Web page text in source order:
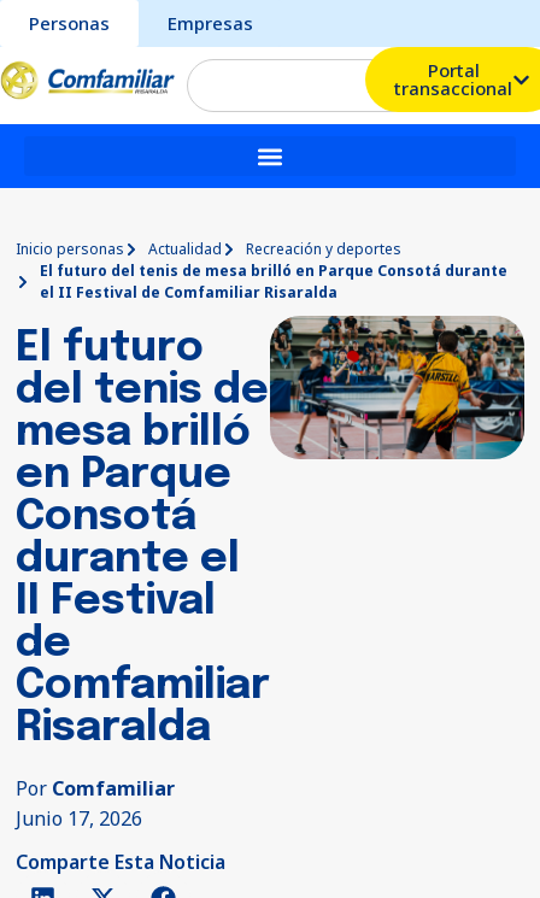
Personas
Empresas
Portal
transaccional
Inicio personas Actualidad
Recreación y deportes
El futuro del tenis de mesa brilló en Parque Consotá durante
el II Festival de Comfamiliar Risaralda
El futuro
del tenis de
mesa brilló
en Parque
Consotá
durante el
II Festival
de
Comfamiliar
Risaralda
Por Comfamiliar
Junio 17, 2026
Comparte Esta Noticia